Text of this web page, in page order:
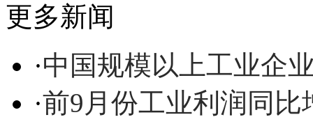
更多新闻
·中国规模以上工业企
·前9月份工业利润同比